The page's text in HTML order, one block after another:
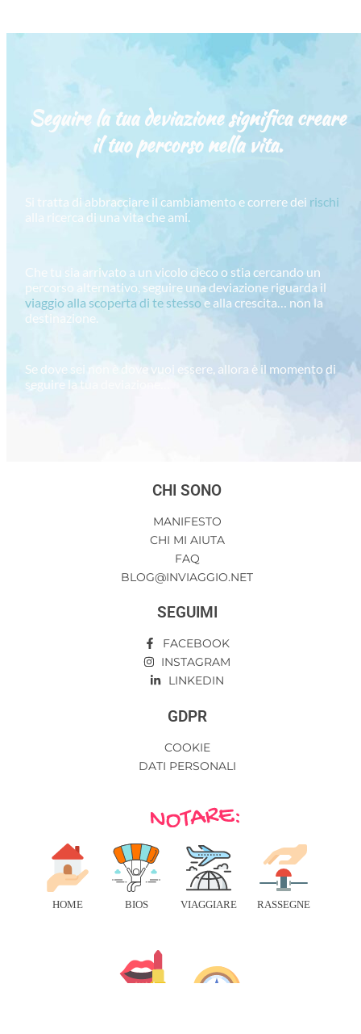
Seguire la tua deviazione significa creare
il tuo percorso nella vita.
Si tratta di abbracciare il cambiamento e correre dei rischi
alla ricerca di una vita che ami.
Che tu sia arrivato a un vicolo cieco o stia cercando un
percorso alternativo, seguire una deviazione riguarda il
viaggio alla scoperta di te stesso e alla crescita… non la
destinazione.
Se dove sei non è dove vuoi essere, allora è il momento di
seguire la tua deviazione…
CHI SONO
MANIFESTO
CHI MI AIUTA
FAQ
BLOG@INVIAGGIO.NET
SEGUIMI
FACEBOOK
INSTAGRAM
LINKEDIN
GDPR
COOKIE
DATI PERSONALI
HOME BIOS VIAGGIARE RASSEGNE